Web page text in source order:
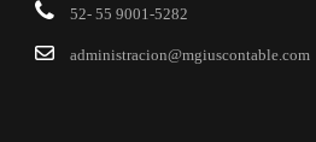
52- 55 9001-5282
administracion@mgiuscontable.com